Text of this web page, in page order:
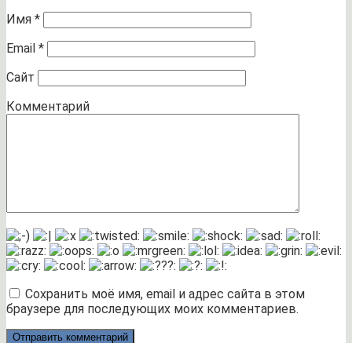
Имя *
Email *
Сайт
Комментарий
Сохранить моё имя, email и адрес сайта в этом
браузере для последующих моих комментариев.